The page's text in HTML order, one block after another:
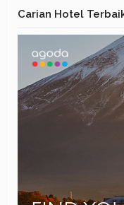
Carian Hotel